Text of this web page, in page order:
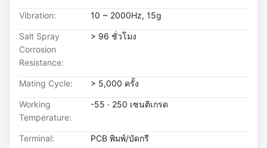
Vibration: 10 ~ 2000Hz, 15g
Salt Spray
Corrosion
Resistance:
> 96 ชั่วโมง
Mating Cycle: > 5,000 ครั้ง
Working
Temperature:
-55 · 250 เซนติเกรด
Terminal: PCB พิมพ์/บัดกรี